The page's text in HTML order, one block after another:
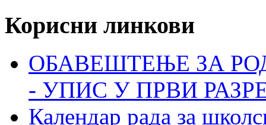
Корисни линкови
ОБАВЕШТЕЊЕ ЗА
- УПИС У ПРВИ
Календар рада за